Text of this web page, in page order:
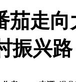
茄走向
振兴路